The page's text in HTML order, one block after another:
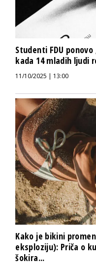
Studenti FDU
kada 14 mladih ljudi
11/10/2025 | 13:00
Kako je bikini
eksploziju): Priča o
šokira...